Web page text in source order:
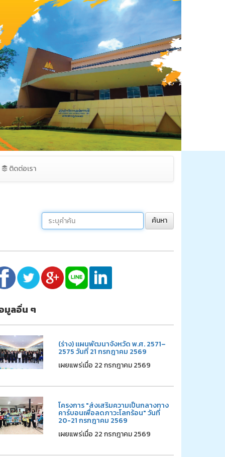
ติดต่อเรา
ค้นหา
มูลอื่น ๆ
(ร่าง) แผนพัฒนาจังหวัด พ.ศ. 2571–
2575 วันที่ 21 กรกฎาคม 2569
เผยแพร่เมื่อ 22 กรกฎาคม 2569
โครงการ "ส่งเสริมความเป็นกลางทาง
คาร์บอนเพื่อลดภาวะโลกร้อน" วันที่
20-21 กรกฎาคม 2569
เผยแพร่เมื่อ 22 กรกฎาคม 2569